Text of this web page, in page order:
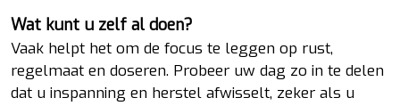
Wat kunt u zelf al doen?
Vaak helpt het om de focus te leggen op rust,
regelmaat en doseren. Probeer uw dag zo in te delen
dat u inspanning en herstel afwisselt, zeker als u